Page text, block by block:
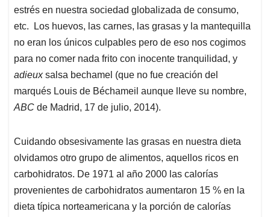
estrés en nuestra sociedad globalizada de consumo,
etc. Los huevos, las carnes, las grasas y la mantequilla
no eran los únicos culpables pero de eso nos cogimos
para no comer nada frito con inocente tranquilidad, y
adieuxsalsa bechamel (que no fue creación del
marqués Louis de Béchameil aunque lleve su nombre,
ABC de Madrid, 17 de julio, 2014).
Cuidando obsesivamente las grasas en nuestra dieta
olvidamos otro grupo de alimentos, aquellos ricos en
carbohidratos. De 1971 al año 2000 las calorías
provenientes de carbohidratos aumentaron 15 % en la
dieta típica norteamericana y la porción de calorías